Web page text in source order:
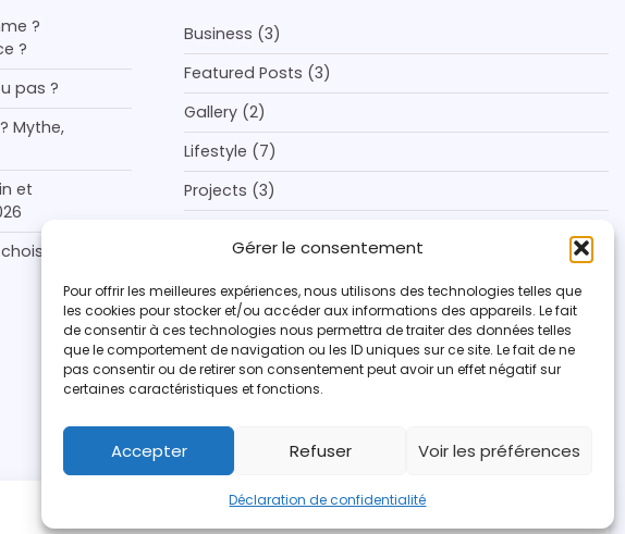
Gérer le consentement
Pour offrir les meilleures expériences, nous utilisons des technologies telles que
les cookies pour stocker et/ou accéder aux informations des appareils. Le fait
de consentir à ces technologies nous permettra de traiter des données telles
que le comportement de navigation ou les ID uniques sur ce site. Le fait de ne
pas consentir ou de retirer son consentement peut avoir un effet négatif sur
certaines caractéristiques et fonctions.
Accepter Refuser Voir les préférences
Déclaration de confidentialité
?
?
pas ?
Mythe,
et
les
Business (3)
Featured Posts (3)
Gallery (2)
Lifestyle (7)
Projects (3)
Voyage(4)
instagram
twitter